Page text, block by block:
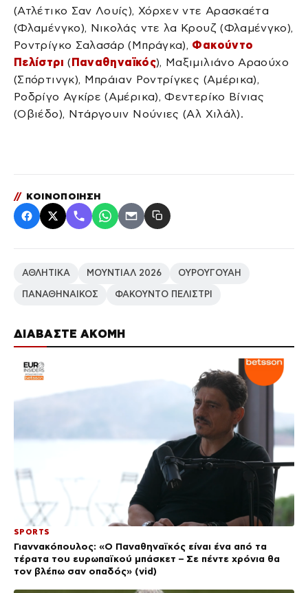
ΔΙΑΒΑΣΤΕ ΑΚΟΜΗ
SPORTS
Γιαννακόπουλος: «Ο Παναθηναϊκός είναι ένα από τα
τέρατα του ευρωπαϊκού μπάσκετ – Σε πέντε χρόνια θα
τον βλέπω σαν οπαδός» (vid)
(Ατλέτικο Σαν Λουίς), Χόρχεν ντε Αρασκαέτα
(Φλαμένγκο), Νικολάς ντε λα Κρουζ (Φλαμένγκο),
Ροντρίγκο Σαλασάρ (Μπράγκα), Φακούντο
Πελίστρι ( Παναθηναϊκός), Μαξιμιλιάνο Αραούχο
(Σπόρτινγκ), Μπράιαν Ροντρίγκες (Αμέρικα),
Ροδρίγο Αγκίρε (Αμέρικα), Φεντερίκο Βίνιας
(Οβιέδο), Ντάργουιν Νούνιες (Αλ Χιλάλ).
// ΚΟΙΝΟΠΟΙΗΣΗ
ΑΘΛΗΤΙΚΑ ΜΟΥΝΤΙΑΛ 2026 ΟΥΡΟΥΓΟΥΑΗ
ΠΑΝΑΘΗΝΑΙΚΟΣ ΦΑΚΟΥΝΤΟ ΠΕΛΙΣΤΡΙ